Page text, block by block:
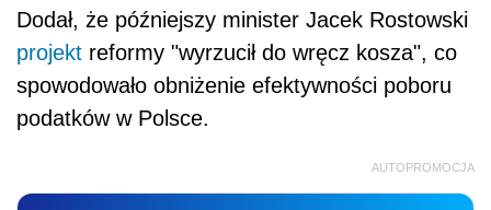
Dodał, że późniejszy minister Jacek Rostowski
projekt reformy "wyrzucił do wręcz kosza", co
spowodowało obniżenie efektywności poboru
podatków w Polsce.
AUTOPROMOCJA